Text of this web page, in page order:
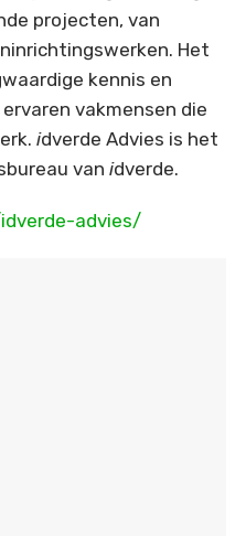
projecten, van
Het
kennis en
vakmensen die
idverde Advies is het
van idverde.
advies/